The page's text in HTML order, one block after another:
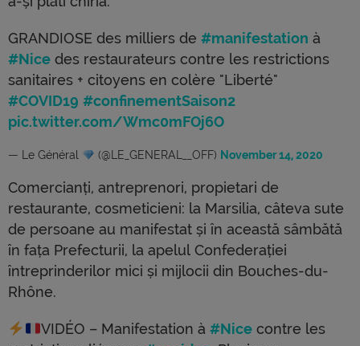
GRANDIOSE des milliers de #manifestation à
#Nice des restaurateurs contre les restrictions
sanitaires + citoyens en colère "Liberté"
#COVID19 #confinementSaison2
pic.twitter.com/Wmc0mFOj6O
— Le Général (@LE_GENERAL__OFF) November 14, 2020
Comercianți, antreprenori, propietari de
restaurante, cosmeticieni: la Marsilia, câteva sute
de persoane au manifestat și în această sâmbătă
în fața Prefecturii, la apelul Confederației
întreprinderilor mici și mijlocii din Bouches-du-
Rhône.
VIDÉO – Manifestation à #Nice contre les